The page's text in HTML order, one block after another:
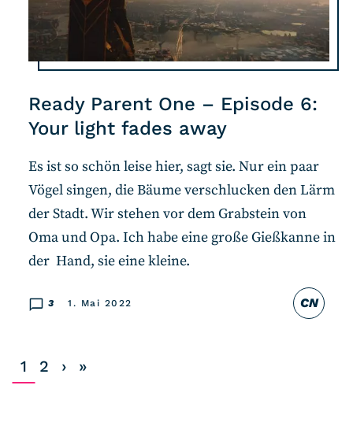
Ready Parent One – Episode 6:
Your light fades away
CN
3 1. Mai 2022
Es ist so schön leise hier, sagt sie. Nur ein paar
Vögel singen, die Bäume verschlucken den Lärm
der Stadt. Wir stehen vor dem Grabstein von
Oma und Opa. Ich habe eine große Gießkanne in
der Hand, sie eine kleine.
1 2 › »